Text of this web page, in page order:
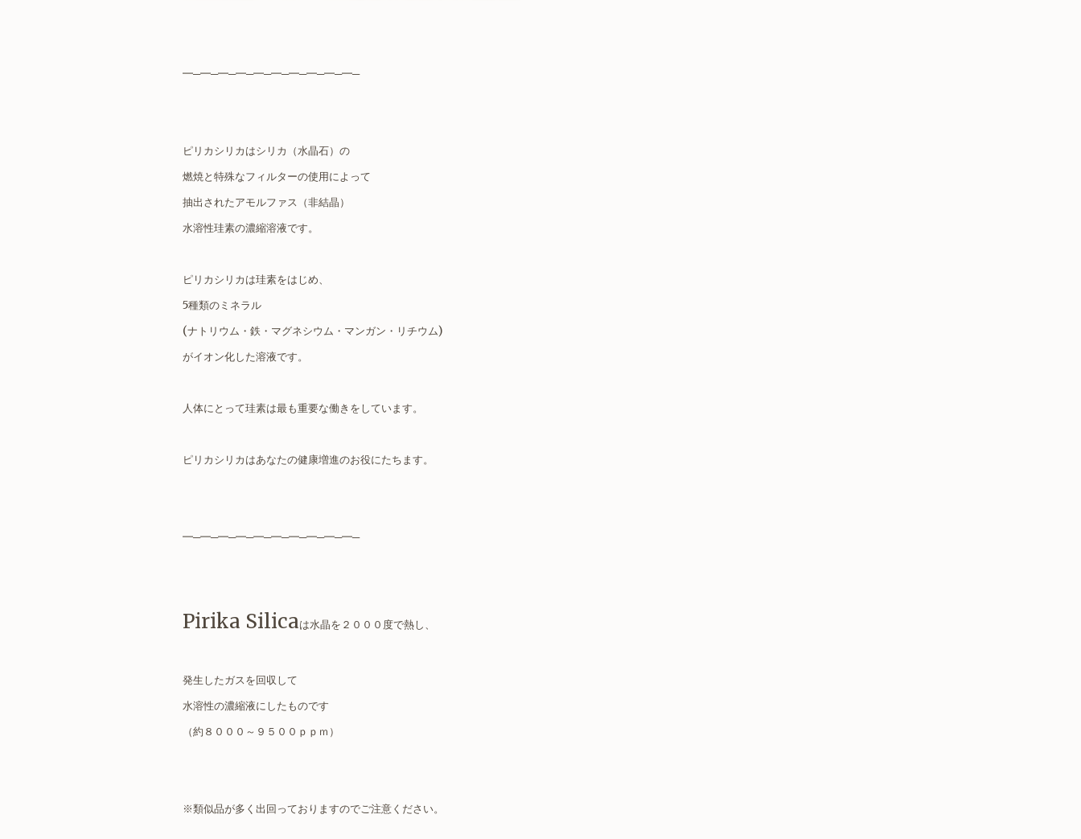
━─━─━─━─━─━─━─━─━─━─
ピリカシリカはシリカ（水晶石）の
燃焼と特殊なフィルターの使用によって
抽出されたアモルファス（非結晶）
水溶性珪素の濃縮溶液です。
ピリカシリカは珪素をはじめ、
5種類のミネラル
(ナトリウム・鉄・マグネシウム・マンガン・リチウム)
がイオン化した溶液です。
人体にとって珪素は最も重要な働きをしています。
ピリカシリカはあなたの健康増進のお役にたちます。
━─━─━─━─━─━─━─━─━─━─
Pirika Silicaは水晶を２０００度で熱し、
発生したガスを回収して
水溶性の濃縮液にしたものです
（約８０００～９５００ｐｐｍ）
※類似品が多く出回っておりますのでご注意ください。